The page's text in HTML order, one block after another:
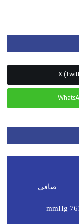
X
صافي
mmHg